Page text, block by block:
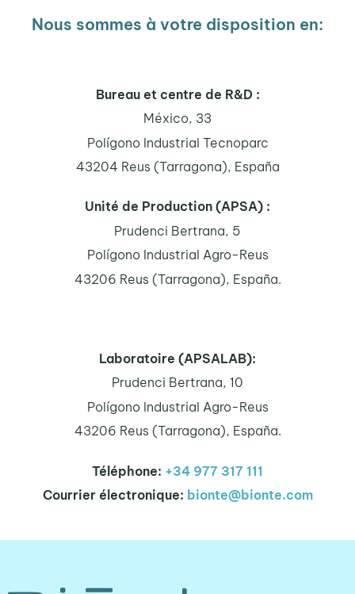
Nous sommes à votre disposition en:
Bureau et centre de R&D :
México, 33
Polígono Industrial Tecnoparc
43204 Reus (Tarragona), España
Unité de Production (APSA) :
Prudenci Bertrana, 5
Polígono Industrial Agro-Reus
43206 Reus (Tarragona), España.
Laboratoire (APSALAB):
Prudenci Bertrana, 10
Polígono Industrial Agro-Reus
43206 Reus (Tarragona), España.
Téléphone: +34 977 317 111
Courrier électronique: bionte@bionte.com